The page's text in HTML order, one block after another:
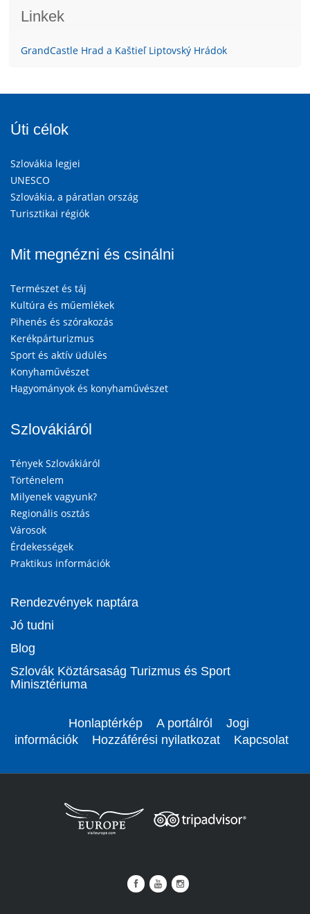
Linkek
GrandCastle Hrad a Kaštieľ Liptovský Hrádok
Úti célok
Szlovákia legjei
UNESCO
Szlovákia, a páratlan ország
Turisztikai régiók
Mit megnézni és csinálni
Természet és táj
Kultúra és műemlékek
Pihenés és szórakozás
Kerékpárturizmus
Sport és aktív üdülés
Konyhaművészet
Hagyományok és konyhaművészet
Szlovákiáról
Tények Szlovákiáról
Történelem
Milyenek vagyunk?
Regionális osztás
Városok
Érdekességek
Praktikus információk
Rendezvények naptára
Jó tudni
Blog
Szlovák Köztársaság Turizmus és Sport
Minisztériuma
Honlaptérkép A portálról
Jogi
információk
Hozzáférési nyilatkozat Kapcsolat